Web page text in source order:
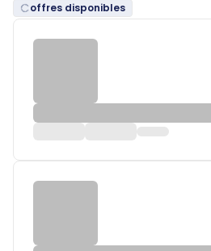
offres disponibles